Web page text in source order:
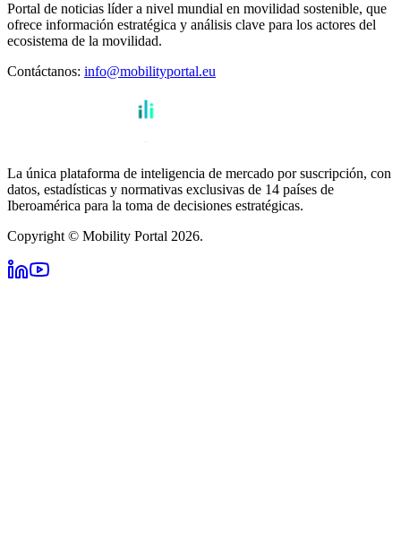
Portal de noticias líder a nivel mundial en movilidad sostenible, que
ofrece información estratégica y análisis clave para los actores del
ecosistema de la movilidad.
Contáctanos: info@mobilityportal.eu
La única plataforma de inteligencia de mercado por suscripción, con
datos, estadísticas y normativas exclusivas de 14 países de
Iberoamérica para la toma de decisiones estratégicas.
Copyright © Mobility Portal 2026.